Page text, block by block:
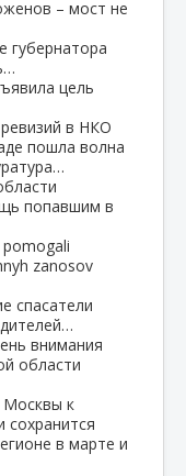
губернатора
цель
пошла волна
попавшим в
спасатели
внимания
области
в марте и